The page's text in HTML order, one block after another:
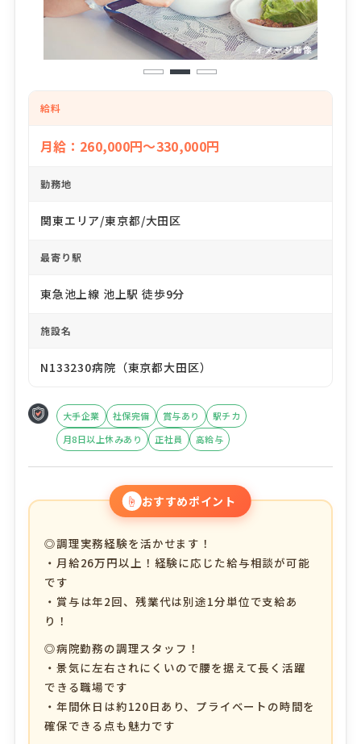
1 2 3
給料
月給：260,000円～330,000円
勤務地
関東エリア/東京都/大田区
最寄り駅
東急池上線 池上駅 徒歩9分
施設名
N133230病院（東京都大田区）
大手企業 社保完備 賞与あり
駅チカ
月8日以上休みあり
正社員 高給与
☝ おすすめポイント
◎調理実務経験を活かせます！
・月給26万円以上！経験に応じた給与相談が可能
です
・賞与は年2回、残業代は別途1分単位で支給あ
り！
◎病院勤務の調理スタッフ！
・景気に左右されにくいので腰を据えて長く活躍
できる職場です
・年間休日は約120日あり、プライベートの時間を
確保できる点も魅力です